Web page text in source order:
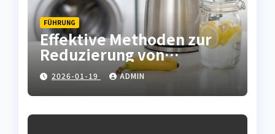
FÜHRUNG
Effektive Methoden zur
Reduzierung von
Kalkablagerungen in
Haushaltsgeräten
2026-01-19 ADMIN